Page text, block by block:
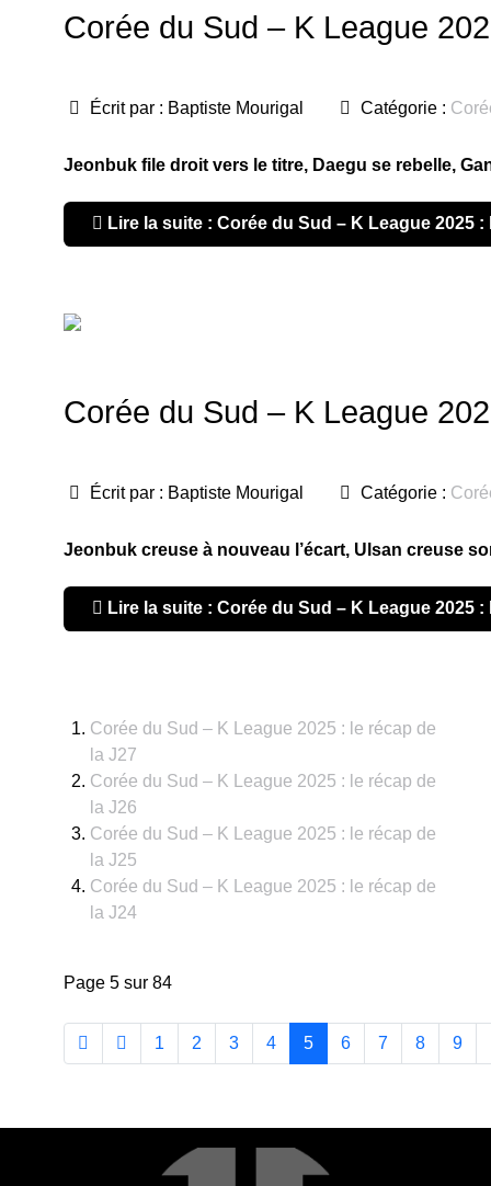
Corée du Sud – K League
Écrit par : Baptiste Mourigal Catégorie :
Jeonbuk file droit vers le titre, Daegu se rebelle,
Lire la suite : Corée du Sud – K League 2025 :
Corée du Sud – K League
Écrit par : Baptiste Mourigal Catégorie :
Jeonbuk creuse à nouveau l’écart, Ulsan creuse
Lire la suite : Corée du Sud – K League 2025 :
Corée du Sud – K League 2025 : le récap de
la J27
Corée du Sud – K League 2025 : le récap de
la J26
Corée du Sud – K League 2025 : le récap de
la J25
Corée du Sud – K League 2025 : le récap de
la J24
Page 5 sur 84
1 2 3 4 5 6 7 8 9